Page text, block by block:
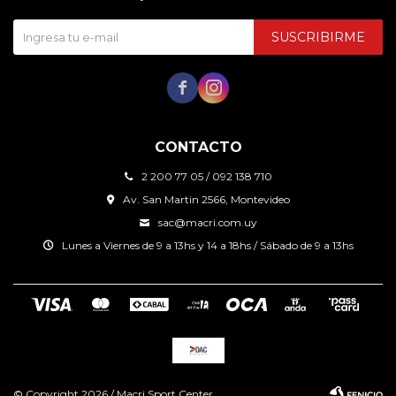
CONTACTO
2 200 77 05 / 092 138 710
Av. San Martin 2566, Montevideo
sac@macri.com.uy
Lunes a Viernes de 9 a 13hs y 14 a 18hs / Sábado de 9 a 13hs
SUSCRIBIRME
 